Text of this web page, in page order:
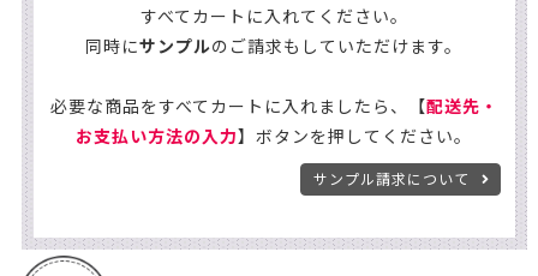
すべてカートに入れてください。
同時にサンプルのご請求もしていただけます。
必要な商品をすべてカートに入れましたら、【配送先・
お支払い方法の入力】ボタンを押してください。
サンプル請求について